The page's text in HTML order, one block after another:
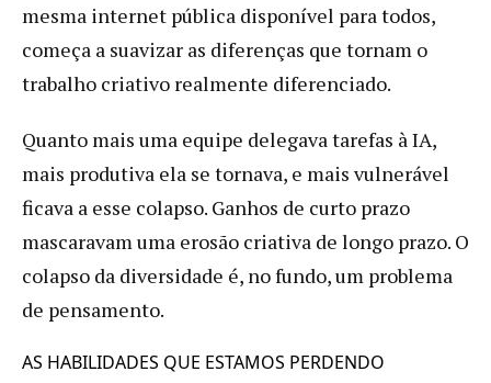
mesma internet pública disponível para todos,
começa a suavizar as diferenças que tornam o
trabalho criativo realmente diferenciado.
Quanto mais uma equipe delegava tarefas à IA,
mais produtiva ela se tornava, e mais vulnerável
ficava a esse colapso. Ganhos de curto prazo
mascaravam uma erosão criativa de longo prazo. O
colapso da diversidade é, no fundo, um problema
de pensamento.
AS HABILIDADES QUE ESTAMOS PERDENDO